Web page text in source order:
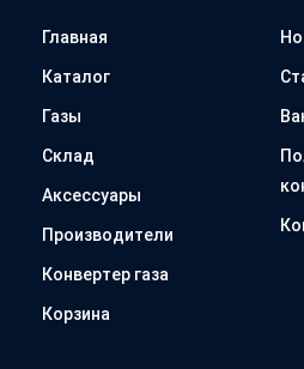
Главная
Каталог
Газы
Склад
Аксессуары
Производители
Конвертер газа
Корзина